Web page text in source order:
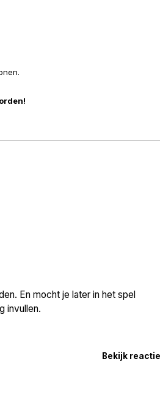
En mocht je later in het spel
invullen.
Bekijk